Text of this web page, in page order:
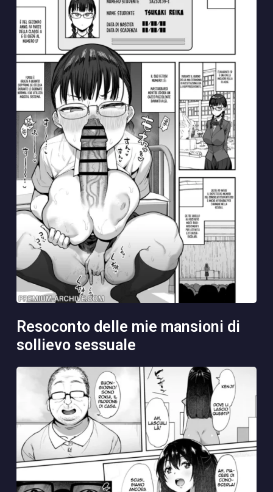
resoconto delle mie mansioni di
sollievo sessuale